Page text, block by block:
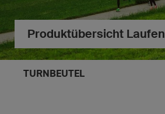
Produktübersicht Laufen
TURNBEUTEL